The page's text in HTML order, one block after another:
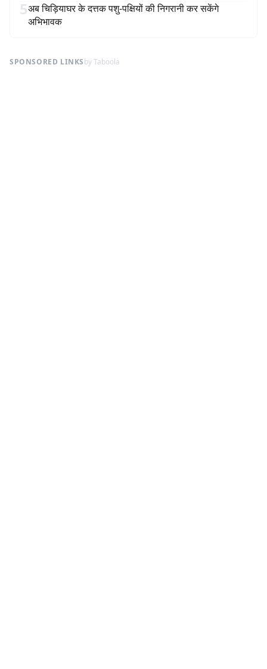
5अब चिड़ियाघर के दत्तक पशु-पक्षियों की निगरानी कर सकेंगे
अभिभावक
SPONSORED LINKSby Taboola